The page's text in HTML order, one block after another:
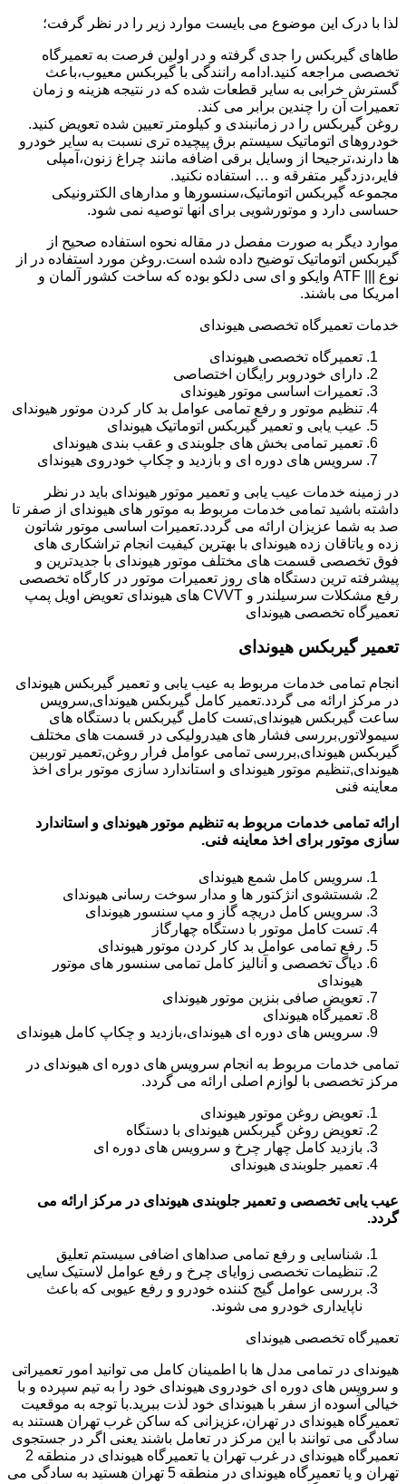
لذا با درک این موضوع می بایست موارد زیر را در نظر گرفت؛
طاهای گیربکس را جدی گرفته و در اولین فرصت به تعمیرگاه
تخصصی مراجعه کنید.ادامه رانندگی با گیربکس معیوب،باعث
گسترش خرابی به سایر قطعات شده که در نتیجه هزینه و زمان
تعمیرات آن را چندین برابر می کند.
روغن گیربکس را در زمانبندی و کیلومتر تعیین شده تعویض کنید.
خودروهای اتوماتیک سیستم برق پیچیده تری نسبت به سایر خودرو
ها دارند،ترجیحا از وسایل برقی اضافه مانند چراغ زنون،آمپلی
فایر،دزدگیر متفرقه و … استفاده نکنید.
مجموعه گیربکس اتوماتیک،سنسورها و مدارهای الکترونیکی
حساسی دارد و موتورشویی برای آنها توصیه نمی شود.
موارد دیگر به صورت مفصل در مقاله نحوه استفاده صحیح از
گیربکس اتوماتیک توضیح داده شده است.روغن مورد استفاده در از
نوع ||| ATF وایکو و ای سی دلکو بوده که ساخت کشور آلمان و
امریکا می باشند.
خدمات تعمیرگاه تخصصی هیوندای
تعمیرگاه تخصصی هیوندای
دارای خودروبر رایگان اختصاصی
تعمیرات اساسی موتور هیوندای
تنظیم موتور و رفع تمامی عوامل بد کار کردن موتور هیوندای
عیب یابی و تعمیر گیربکس اتوماتیک هیوندای
تعمیر تمامی بخش های جلوبندی و عقب بندی هیوندای
سرویس های دوره ای و بازدید و چکاپ خودروی هیوندای
در زمینه خدمات عیب یابی و تعمیر موتور هیوندای باید در نظر
داشته باشید تمامی خدمات مربوط به موتور های هیوندای از صفر تا
صد به شما عزیزان ارائه می گردد.تعمیرات اساسی موتور شاتون
زده و یاتاقان زده هیوندای با بهترین کیفیت انجام تراشکاری های
فوق تخصصی قسمت های مختلف موتور هیوندای با جدیدترین و
پیشرفته ترین دستگاه های روز تعمیرات موتور در کارگاه تخصصی
رفع مشکلات سرسیلندر و CVVT های هیوندای تعویض اویل پمپ
تعمیرگاه تخصصی هیوندای
تعمیر گیربکس هیوندای
انجام تمامی خدمات مربوط به عیب یابی و تعمیر گیربکس هیوندای
در مرکز ارائه می گردد.تعمیر کامل گیربکس هیوندای,سرویس
ساعت گیربکس هیوندای,تست کامل گیربکس با دستگاه های
سیمولاتور,بررسی فشار های هیدرولیکی در قسمت های مختلف
گیربکس هیوندای,بررسی تمامی عوامل فرار روغن,تعمیر توربین
هیوندای,تنظیم موتور هیوندای و استاندارد سازی موتور برای اخذ
معاینه فنی
ارائه تمامی خدمات مربوط به تنظیم موتور هیوندای و استاندارد
سازی موتور برای اخذ معاینه فنی.
سرویس کامل شمع هیوندای
شستشوی انژکتور ها و مدار سوخت رسانی هیوندای
سرویس کامل دریچه گاز و مپ سنسور هیوندای
تست کامل موتور با دستگاه چهارگاز
رفع تمامی عوامل بد کار کردن موتور هیوندای
دیاگ تخصصی و آنالیز کامل تمامی سنسور های موتور
هیوندای
تعویض صافی بنزین موتور هیوندای
تعمیرگاه هیوندای
سرویس های دوره ای هیوندای،بازدید و چکاپ کامل هیوندای
تمامی خدمات مربوط به انجام سرویس های دوره ای هیوندای در
مرکز تخصصی با لوازم اصلی ارائه می گردد.
تعویض روغن موتور هیوندای
تعویض روغن گیربکس هیوندای با دستگاه
بازدید کامل چهار چرخ و سرویس های دوره ای
تعمیر جلوبندی هیوندای
عیب یابی تخصصی و تعمیر جلوبندی هیوندای در مرکز ارائه می
گردد.
شناسایی و رفع تمامی صداهای اضافی سیستم تعلیق
تنظیمات تخصصی زوایای چرخ و رفع عوامل لاستیک سایی
بررسی عوامل گیج کننده خودرو و رفع عیوبی که باعث
ناپایداری خودرو می شوند.
تعمیرگاه تخصصی هیوندای
هیوندای در تمامی مدل ها با اطمینان کامل می توانید امور تعمیراتی
و سرویس های دوره ای خودروی هیوندای خود را به تیم سپرده و با
خیالی آسوده از سفر با هیوندای خود لذت ببرید.با توجه به موقعیت
تعمیرگاه هیوندای در تهران،عزیزانی که ساکن غرب تهران هستند به
سادگی می توانند با این مرکز در تعامل باشند یعنی اگر در جستجوی
تعمیرگاه هیوندای در غرب تهران یا تعمیرگاه هیوندای در منطقه 2
تهران و یا تعمیرگاه هیوندای در منطقه 5 تهران هستید به سادگی می